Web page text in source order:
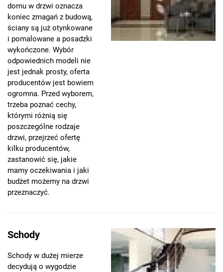
domu w drzwi oznacza
koniec zmagań z budową,
ściany są już otynkowane
i pomalowane a posadzki
wykończone. Wybór
odpowiednich modeli nie
jest jednak prosty, oferta
producentów jest bowiem
ogromna. Przed wyborem,
trzeba poznać cechy,
którymi różnią się
poszczególne rodzaje
drzwi, przejrzeć ofertę
kilku producentów,
zastanowić się, jakie
mamy oczekiwania i jaki
budżet możemy na drzwi
przeznaczyć.
Schody
Schody w dużej mierze
decydują o wygodzie